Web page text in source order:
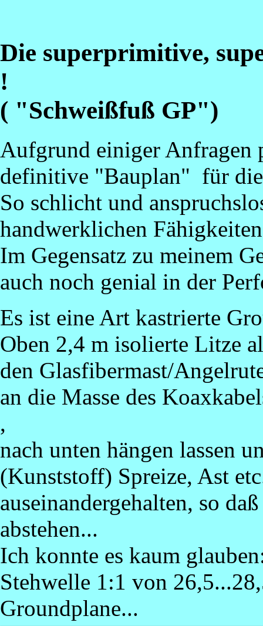
Die superprimitive,
!
( "Schweißfuß GP")
Aufgrund einiger Anfragen
definitive "Bauplan" für
So schlicht und
handwerklichen
Im Gegensatz zu meinem
auch noch genial in der
Es ist eine Art kastrierte
Oben 2,4 m isolierte Litze
den Glasfibermast/
an die Masse des
,
nach unten hängen lassen
(Kunststoff) Spreize, Ast
auseinandergehalten, so
abstehen...
Ich konnte es kaum
Stehwelle 1:1 von
Groundplane...